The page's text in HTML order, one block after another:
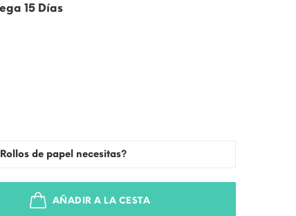
15 Días
de papel necesitas?
AÑADIR A LA CESTA